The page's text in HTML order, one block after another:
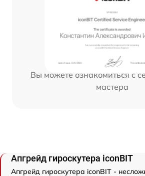
Вы можете ознакомиться с
мастера
Апгрейд гироскутера iconBIT
Апгрейд гироскутера iconBIT -